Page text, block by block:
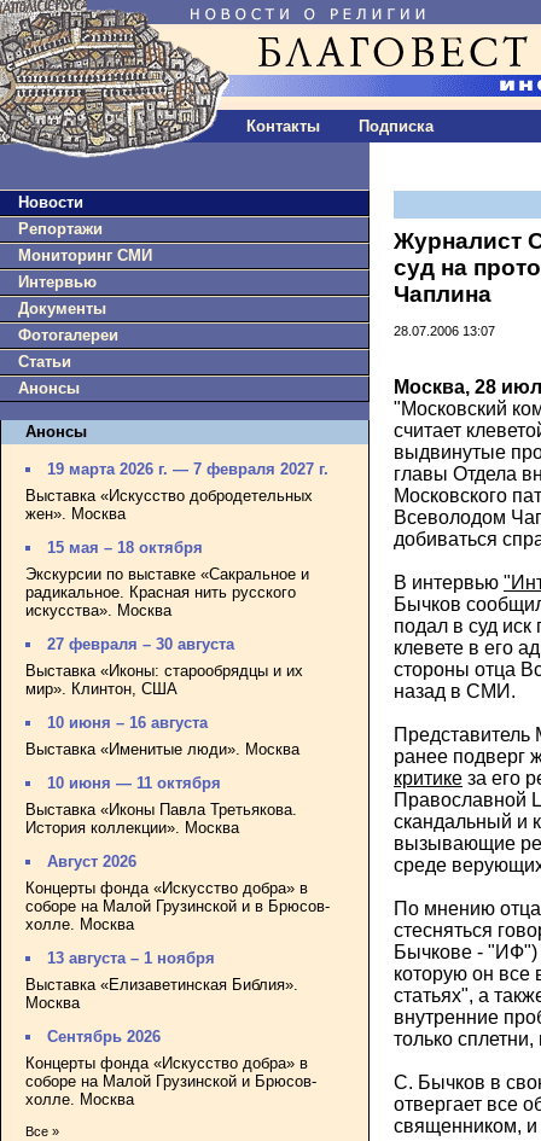
Контакты Подписка
Новости
Репортажи
Мониторинг СМИ
Интервью
Документы
Фотогалереи
Статьи
Анонсы
Анонсы
19 марта 2026 г. — 7 февраля 2027 г.
Выставка «Искусство добродетельных
жен». Москва
15 мая – 18 октября
Экскурсии по выставке «Сакральное и
радикальное. Красная нить русского
искусства». Москва
27 февраля – 30 августа
Выставка «Иконы: старообрядцы и их
мир». Клинтон, США
10 июня – 16 августа
Выставка «Именитые люди». Москва
10 июня — 11 октября
Выставка «Иконы Павла Третьякова.
История коллекции». Москва
Август 2026
Концерты фонда «Искусство добра» в
соборе на Малой Грузинской и в Брюсов-
холле. Москва
13 августа – 1 ноября
Выставка «Елизаветинская Библия».
Москва
Сентябрь 2026
Концерты фонда «Искусство добра» в
соборе на Малой Грузинской и Брюсов-
холле. Москва
Все »
Журналист
суд на
Чаплина
28.07.2006 13:07
Москва, 28
"Московский
считает
выдвинутые
главы Отдела
Московского
Всеволодом
добиваться
В интервью
Бычков
подал в суд
клевете в его
стороны отца
назад в СМИ.
Представитель
ранее подверг
критике за его
Православной
скандальный и
вызывающие
среде
По мнению
стесняться
Бычкове - "ИФ")
которую он все
статьях", а
внутренние
только
С. Бычков в
отвергает все
священником, и